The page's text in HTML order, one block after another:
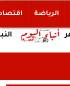
الرياضة
النبؤة